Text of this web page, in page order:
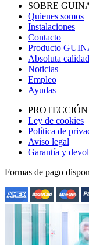
SOBRE
Quienes somos
Instalaciones
Contacto
Producto
Absoluta calidad
Noticias
Empleo
Ayudas
Ley de cookies
Política de
Aviso legal
Garantía y
Formas de pago